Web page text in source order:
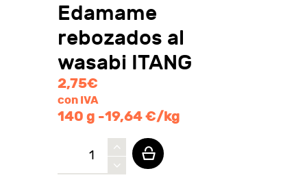
Edamame
rebozados al
wasabi ITANG
2,75€
con IVA
140 g -19,64 €/kg
Edamame
rebozados